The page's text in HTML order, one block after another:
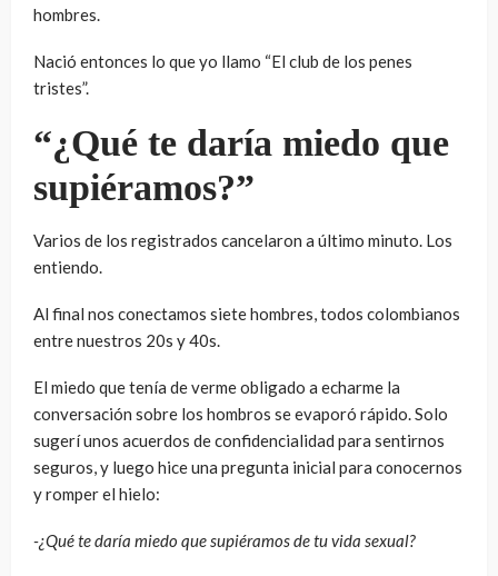
hombres.
Nació entonces lo que yo llamo “El club de los penes
tristes”.
“¿Qué te daría miedo que
supiéramos?”
Varios de los registrados cancelaron a último minuto. Los
entiendo.
Al final nos conectamos siete hombres, todos colombianos
entre nuestros 20s y 40s.
El miedo que tenía de verme obligado a echarme la
conversación sobre los hombros se evaporó rápido. Solo
sugerí unos acuerdos de confidencialidad para sentirnos
seguros, y luego hice una pregunta inicial para conocernos
y romper el hielo:
-¿Qué te daría miedo que supiéramos de tu vida sexual?